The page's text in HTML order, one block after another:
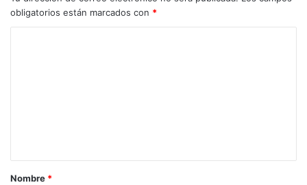
obligatorios están marcados con *
Nombre *